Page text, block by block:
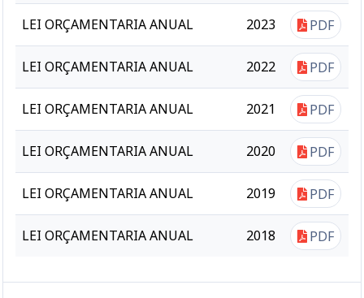
LEI ORÇAMENTARIA ANUAL 2023 PDF
LEI ORÇAMENTARIA ANUAL 2022 PDF
LEI ORÇAMENTARIA ANUAL 2021 PDF
LEI ORÇAMENTARIA ANUAL 2020 PDF
LEI ORÇAMENTARIA ANUAL 2019 PDF
LEI ORÇAMENTARIA ANUAL 2018 PDF